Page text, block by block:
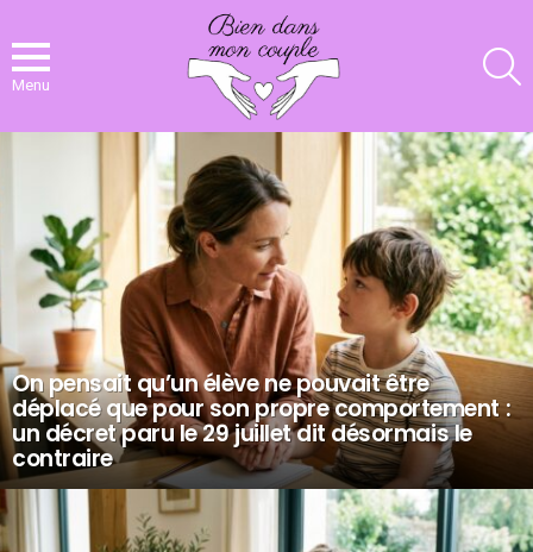
Menu
On pensait qu’un élève ne pouvait être
déplacé que pour son propre comportement :
un décret paru le 29 juillet dit désormais le
contraire